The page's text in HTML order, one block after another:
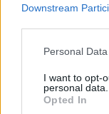
Downstream
Please note that
not limited to your
grant or deny
use your data for
Personal
I want to opt-
personal data.
Opted In
Sterling Point –